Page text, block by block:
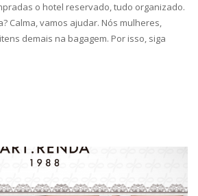
o hotel reservado, tudo organizado.
Calma, vamos ajudar. Nós mulheres,
demais na bagagem. Por isso, siga